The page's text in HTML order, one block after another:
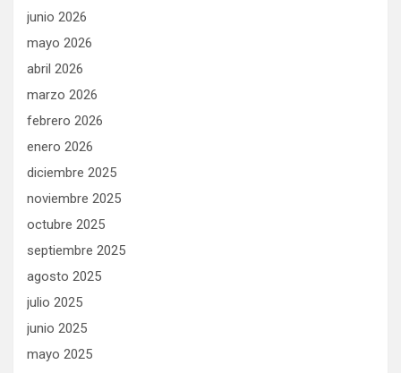
junio 2026
mayo 2026
abril 2026
marzo 2026
febrero 2026
enero 2026
diciembre 2025
noviembre 2025
octubre 2025
septiembre 2025
agosto 2025
julio 2025
junio 2025
mayo 2025